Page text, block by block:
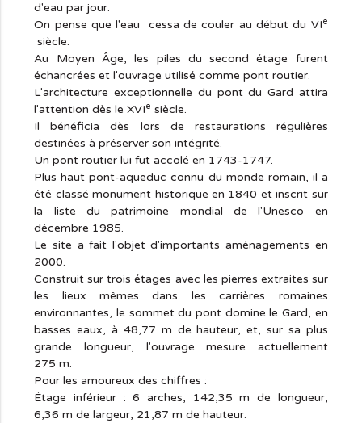
d'eau par jour.
On pense que l'eau cessa de couler au début du VIe
siècle.
Au Moyen Âge, les piles du second étage furent
échancrées et l'ouvrage utilisé comme pont routier.
L'architecture exceptionnelle du pont du Gard attira
l'attention dès le XVIe siècle.
Il bénéficia dès lors de restaurations régulières
destinées à préserver son intégrité.
Un pont routier lui fut accolé en 1743-1747.
Plus haut pont-aqueduc connu du monde romain, il a
été classé monument historique en 1840 et inscrit sur
la liste du patrimoine mondial de l'Unesco en
décembre 1985.
Le site a fait l'objet d'importants aménagements en
2000.
Construit sur trois étages avec les pierres extraites sur
les lieux mêmes dans les carrières romaines
environnantes, le sommet du pont domine le Gard, en
basses eaux, à 48,77 m de hauteur, et, sur sa plus
grande longueur, l'ouvrage mesure actuellement
275 m.
Pour les amoureux des chiffres :
Étage inférieur : 6 arches, 142,35 m de longueur,
6,36 m de largeur, 21,87 m de hauteur.